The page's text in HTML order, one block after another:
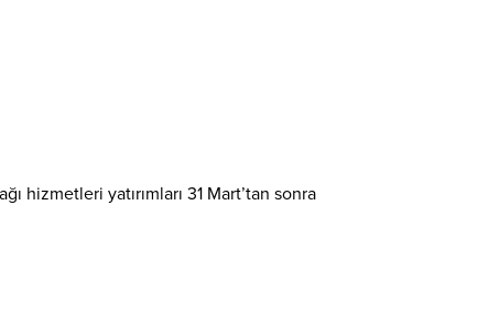
hizmetleri yatırımları 31 Mart’tan sonra